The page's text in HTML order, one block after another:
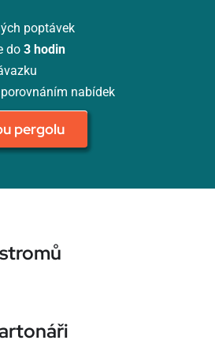
poptávek
do 3 hodin
nabídek
pergolu